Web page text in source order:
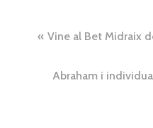
Navegació
d'entrades
Vine al Bet Midraix
Abraham i